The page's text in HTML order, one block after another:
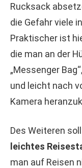
Rucksack
die Gefahr viele
Praktischer ist
die man an der
„Messenger
und leicht nach
Kamera
Des Weiteren
leichtes
man auf Reisen